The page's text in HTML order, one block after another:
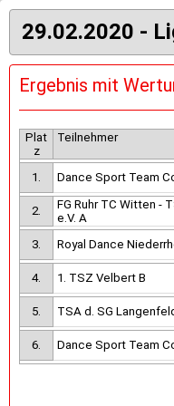
29.02.2020 -
Ergebnis mit
Plat
z
Teilnehmer
1.
Dance Sport Team
2.
FG Ruhr TC Witten -
e.V. A
3.
Royal Dance
4.
1. TSZ Velbert B
5.
TSA d. SG
6.
Dance Sport Team